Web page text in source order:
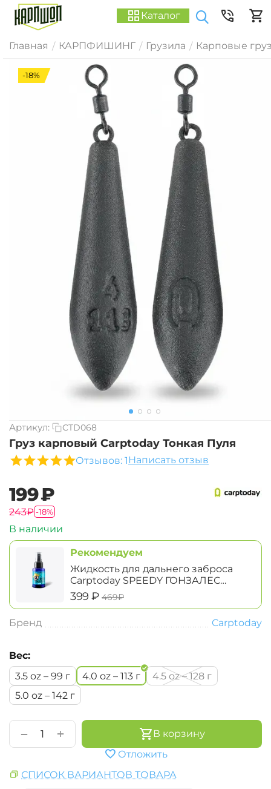
Каталог
Главная / КАРПФИШИНГ / Грузила / Карповые
-18%
Артикул: CTD068
Груз карповый Carptoday Тонкая Пуля
Отзывов: 1 Написать отзыв
‍199‍₽
‍243‍₽-18%
В наличии
Рекомендуем
Жидкость для дальнего заброса
Carptoday SPEEDY ГОНЗАЛЕС
Casting Juice
‍399‍ ₽ ‍469‍₽
Бренд Carptoday
Вес:
3.5 oz – 99 г
4.0 oz – 113 г
4.5 oz – 128 г
5.0 oz – 142 г
+
−
В корзину
Отложить
СПИСОК ВАРИАНТОВ ТОВАРА